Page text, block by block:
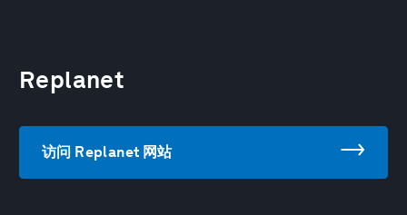
Replanet
访问 Replanet 网站